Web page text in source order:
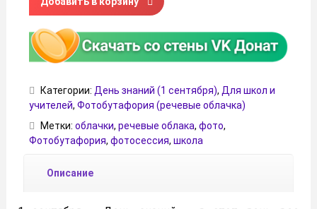
Категории: День знаний (1 сентября), Для школ и
учителей, Фотобутафория (речевые облачка)
Метки: облачки, речевые облака, фото,
Фотобутафория, фотосессия, школа
Описание